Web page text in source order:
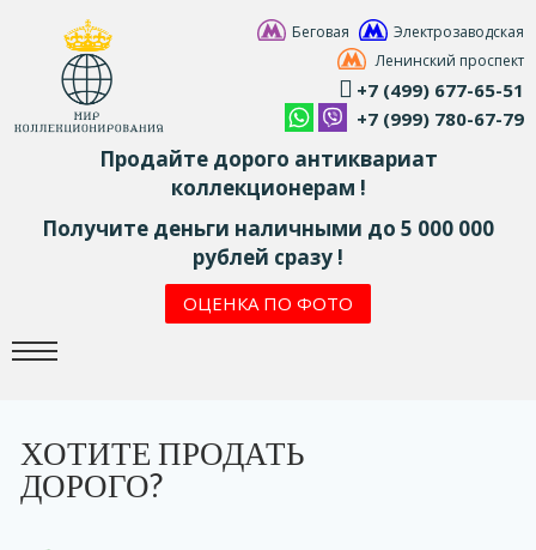
Беговая
Электрозаводская
Ленинский проспект
+7 (499) 677-65-51
+7 (999) 780-67-79
Продайте дорого антиквариат
коллекционерам !
Получите деньги наличными до 5 000 000
рублей сразу !
ОЦЕНКА ПО ФОТО
ХОТИТЕ ПРОДАТЬ
ДОРОГО?